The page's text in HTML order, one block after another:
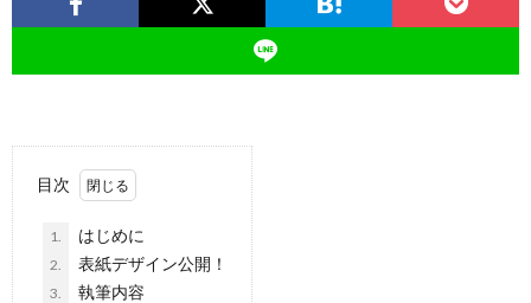
目次
1. はじめに
2. 表紙デザイン公開！
3. 執筆内容